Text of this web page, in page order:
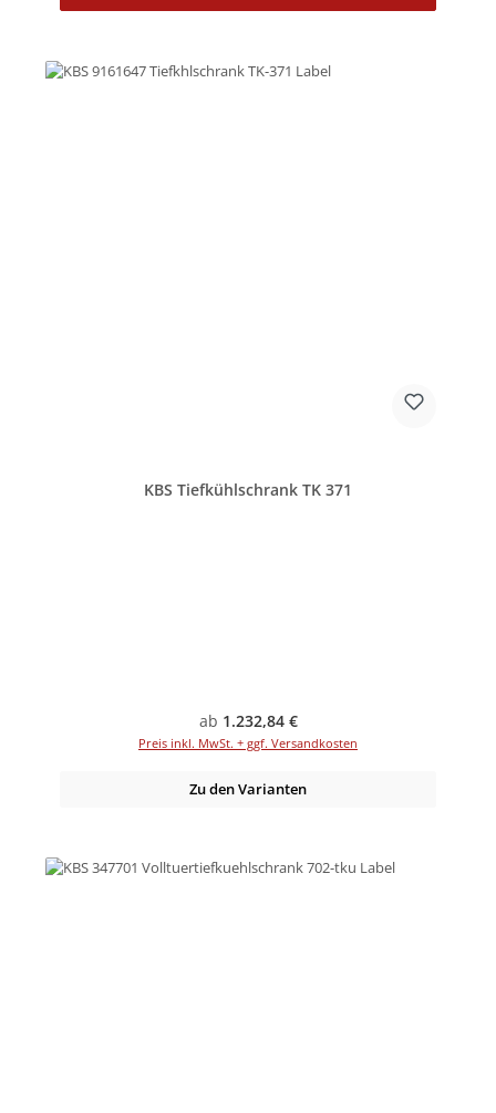
KBS Tiefkühlschrank TK 371
Regulärer Preis:
ab 1.232,84 €
Preis inkl. MwSt. + ggf. Versandkosten
Zu den Varianten